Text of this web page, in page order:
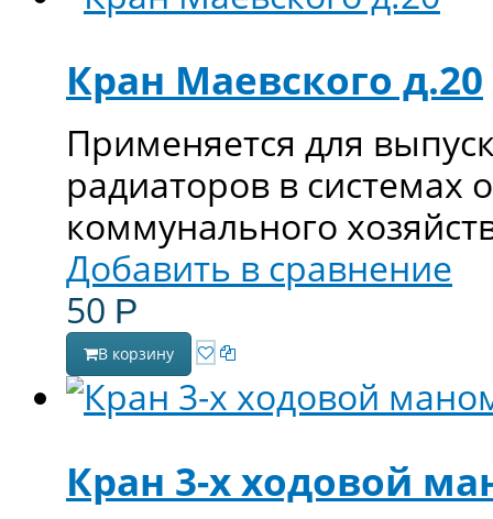
Кран Маевского д.20
Применяется для
радиаторов в системах
коммунального
Добавить в сравнение
50 Р
В корзину
Кран 3-х ходовой